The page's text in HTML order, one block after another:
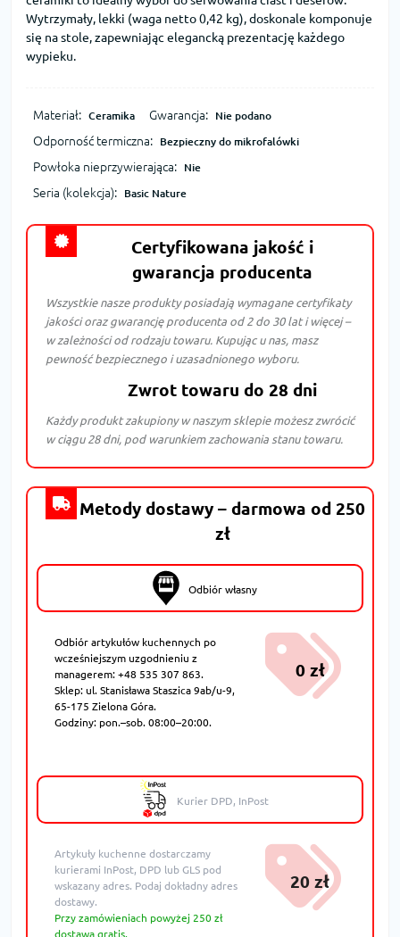
Wytrzymały, lekki (waga netto 0,42 kg), doskonale komponuje
się na stole, zapewniając elegancką prezentację każdego
wypieku.
Materiał: Ceramika Gwarancja: Nie podano
Odporność termiczna: Bezpieczny do mikrofalówki
Powłoka nieprzywierająca: Nie
Seria (kolekcja): Basic Nature
Certyfikowana jakość i
gwarancja producenta
Wszystkie nasze produkty posiadają wymagane certyfikaty
jakości oraz gwarancję producenta od 2 do 30 lat i więcej –
w zależności od rodzaju towaru. Kupując u nas, masz
pewność bezpiecznego i uzasadnionego wyboru.
Zwrot towaru do 28 dni
Każdy produkt zakupiony w naszym sklepie możesz zwrócić
w ciągu 28 dni, pod warunkiem zachowania stanu towaru.
Metody dostawy – darmowa od 250
zł
Odbiór własny
Odbiór artykułów kuchennych po
wcześniejszym uzgodnieniu z
managerem: +48 535 307 863.
Sklep: ul. Stanisława Staszica 9ab/u-9,
65-175 Zielona Góra.
Godziny: pon.–sob. 08:00–20:00.
0 zł
Kurier DPD, InPost
Artykuły kuchenne dostarczamy
kurierami InPost, DPD lub GLS pod
wskazany adres. Podaj dokładny adres
dostawy.
Przy zamówieniach powyżej 250 zł
dostawa gratis.
20 zł